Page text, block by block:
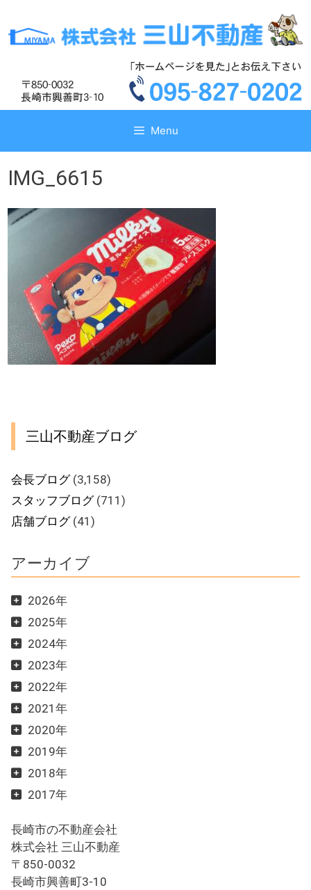
テ
ス
テ
ス
Menu
IMG_6615
三山不動産ブログ
会長ブログ(3,158)
スタッフブログ(711)
店舗ブログ(41)
アーカイブ
2026年
2025年
2024年
2023年
2022年
2021年
2020年
2019年
2018年
2017年
長崎市の不動産会社
株式会社 三山不動産
〒850-0032
長崎市興善町3-10